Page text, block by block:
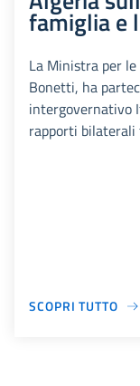
famiglia e
La Ministra per
Bonetti, ha
intergovernativo
rapporti bilaterali
SCOPRI TUTTO